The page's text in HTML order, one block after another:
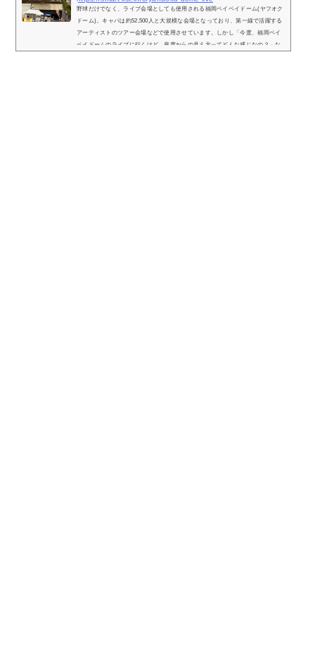
野球だけでなく、ライブ会場としても使用される福岡ペイペイドーム(ヤフオク
ドーム)。キャパは約52,500人と大規模な会場となっており、第一線で活躍する
アーティストのツアー会場などで使用させています。しかし「今度、福岡ペイ
ペイドームのライブに行くけど、座席からの見え方ってどんな感じなの？」な